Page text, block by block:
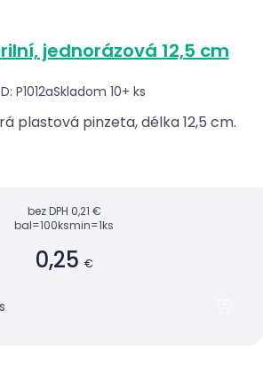
sterilní, jednorázová 12,5 cm
P1012aSkladom 10+ ks
plastová pinzeta, délka 12,5 cm.
bez DPH 0,21 €
bal=100ksmin=1ks
0,25 €